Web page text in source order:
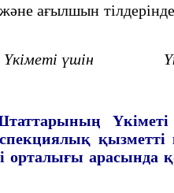
ағылшын
үшiн
Үкiметi
қызметтi
арасында